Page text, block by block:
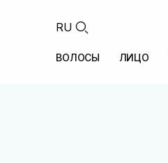
RU
ВОЛОСЫ ЛИЦО